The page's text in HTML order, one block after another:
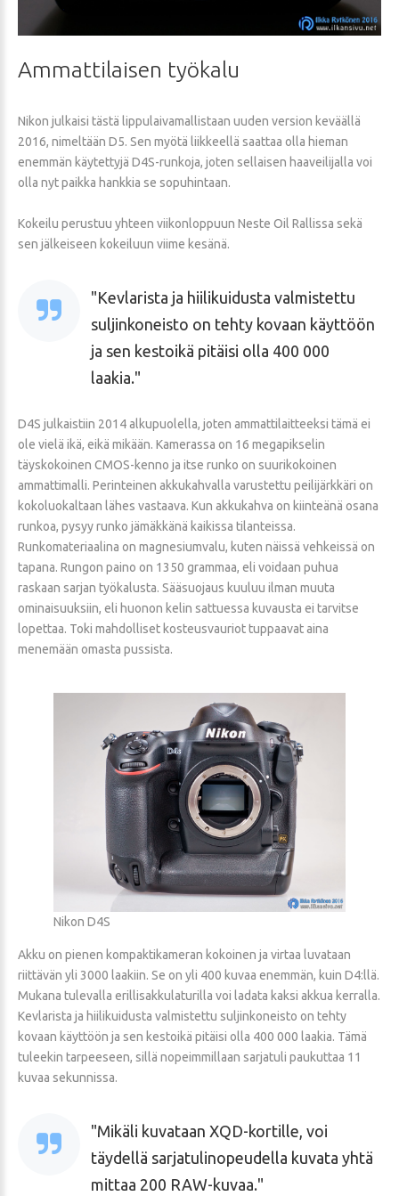
Ammattilaisen työkalu
Nikon julkaisi tästä lippulaivamallistaan uuden version keväällä
2016, nimeltään D5. Sen myötä liikkeellä saattaa olla hieman
enemmän käytettyjä D4S-runkoja, joten sellaisen haaveilijalla voi
olla nyt paikka hankkia se sopuhintaan.
Kokeilu perustuu yhteen viikonloppuun Neste Oil Rallissa sekä
sen jälkeiseen kokeiluun viime kesänä.
Kevlarista ja hiilikuidusta valmistettu
suljinkoneisto on tehty kovaan käyttöön
ja sen kestoikä pitäisi olla 400 000
laakia.
D4S julkaistiin 2014 alkupuolella, joten ammattilaitteeksi tämä ei
ole vielä ikä, eikä mikään. Kamerassa on 16 megapikselin
täyskokoinen CMOS-kenno ja itse runko on suurikokoinen
ammattimalli. Perinteinen akkukahvalla varustettu peilijärkkäri on
kokoluokaltaan lähes vastaava. Kun akkukahva on kiinteänä osana
runkoa, pysyy runko jämäkkänä kaikissa tilanteissa.
Runkomateriaalina on magnesiumvalu, kuten näissä vehkeissä on
tapana. Rungon paino on 1350 grammaa, eli voidaan puhua
raskaan sarjan työkalusta. Sääsuojaus kuuluu ilman muuta
ominaisuuksiin, eli huonon kelin sattuessa kuvausta ei tarvitse
lopettaa. Toki mahdolliset kosteusvauriot tuppaavat aina
menemään omasta pussista.
Nikon D4S
Akku on pienen kompaktikameran kokoinen ja virtaa luvataan
riittävän yli 3000 laakiin. Se on yli 400 kuvaa enemmän, kuin D4:llä.
Mukana tulevalla erillisakkulaturilla voi ladata kaksi akkua kerralla.
Kevlarista ja hiilikuidusta valmistettu suljinkoneisto on tehty
kovaan käyttöön ja sen kestoikä pitäisi olla 400 000 laakia. Tämä
tuleekin tarpeeseen, sillä nopeimmillaan sarjatuli paukuttaa 11
kuvaa sekunnissa.
Mikäli kuvataan XQD-kortille, voi
täydellä sarjatulinopeudella kuvata yhtä
mittaa 200 RAW-kuvaa.